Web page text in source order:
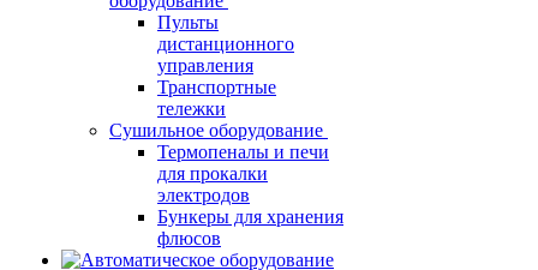
Пульты
дистанционного
управления
Транспортные
тележки
Сушильное оборудование
Термопеналы и печи
для прокалки
электродов
Бункеры для хранения
флюсов